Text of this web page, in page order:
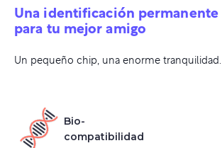
Una identificación permanente
para tu mejor amigo
Un pequeño chip, una enorme tranquilidad.
Bio-
compatibilidad